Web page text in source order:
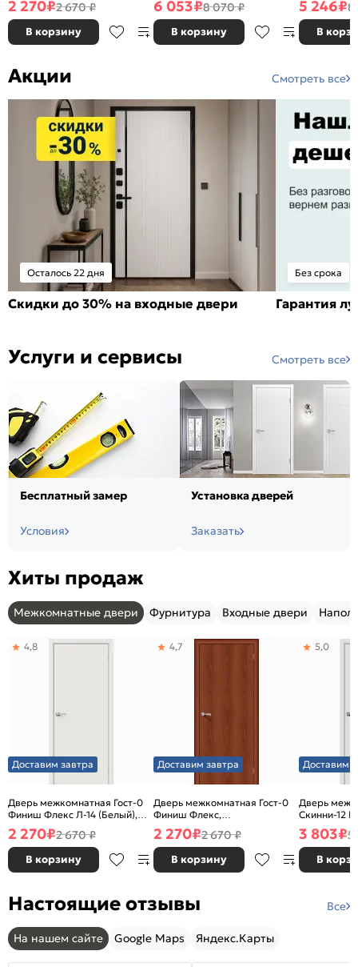
2 270₽2 670 ₽
В корзину
без кромки, скиновая
6 053₽8 070 ₽
В корзину
без кромки,
5 246₽8
В
Акции Смотреть все
Осталось 22 дня
Скидки до 30% на входные двери
Без срока
Гарантия
Услуги и сервисы Смотреть все
Бесплатный замер
Условия
Установка дверей
Заказать
Хиты продаж
Межкомнатные двери Фурнитура Входные двери
Доставим завтра
Дверь межкомнатная Гост-0
Финиш Флекс Л-14 (Белый),
глухая, каркасно-щитовая
4,8
2 270₽2 670 ₽
В корзину
Доставим завтра
Дверь межкомнатная Гост-0
Финиш Флекс,
Ламинированные Л-11
(ИталОрех), глухая, каркасно-
щитовая
4,7
2 270₽2 670 ₽
В корзину
Доставим
Дверь
Скинни-12
глухая,
5,0
3 803₽5
В
Настоящие отзывы Все
На нашем сайте Google Maps Яндекс.Карты